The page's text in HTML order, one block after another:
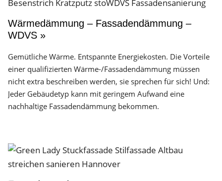
Wärmedämmung – Fassadendämmung –
WDVS »
Gemütliche Wärme. Entspannte Energiekosten. Die Vorteile
einer qualifizierten Wärme-/Fassadendämmung müssen
nicht extra beschreiben werden, sie sprechen für sich! Und:
Jeder Gebäudetyp kann mit geringem Aufwand eine
nachhaltige Fassadendämmung bekommen.